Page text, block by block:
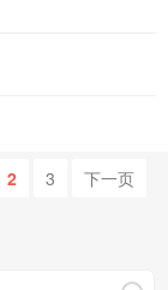
2 3 下一页